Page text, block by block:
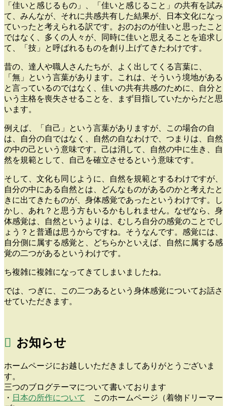
「佳いと感じるもの」、「佳いと感じること」の共有を試み
て、みんなが、それに共感共有した結果が、日本文化になっ
ていったと考えられる訳です。おのおのが佳いと思ったこと
ではなく、多くの人々が、同時に佳いと思えることを追求し
て、「技」と呼ばれるものを創り上げてきたわけです。
昔の、達人や職人さんたちが、よく出してくる言葉に、
「無」という言葉があります。これは、そういう境地がある
と言っているのではなく、佳いの共有共感のために、自分と
いう主格を喪失させることを、まず目指していたからだと思
います。
例えば、「自己」という言葉がありますが、この場合の自
は、自分の自ではなく、自然の自なわけで、つまりは、自然
の中の己という意味です。己は消して、自然の中に生き、自
然を規範として、自己を確立させるという意味です。
そして、文化も同じように、自然を規範とするわけですが、
自分の中にある自然とは、どんなものがあるのかと考えたと
きに出てきたものが、身体感覚であったというわけです。し
かし、あれ？と思う方もいるかもしれません。なぜなら、身
体感覚は、自然というよりは、むしろ自分の感覚のことでし
ょう？と普通は思うからですね。そうなんです。感覚には、
自分側に属する感覚と、どちらかといえば、自然に属する感
覚の二つがあるというわけです。
ち複雑に複雑になってきてしまいましたね。
では、つぎに、この二つあるという身体感覚についてお話さ
せていただきます。
お知らせ
ホームページにお越しいただきましてありがとうございま
す。
三つのブログテーマについて書いております
・ 日本の所作について
このホームページ（着物ドリーマー